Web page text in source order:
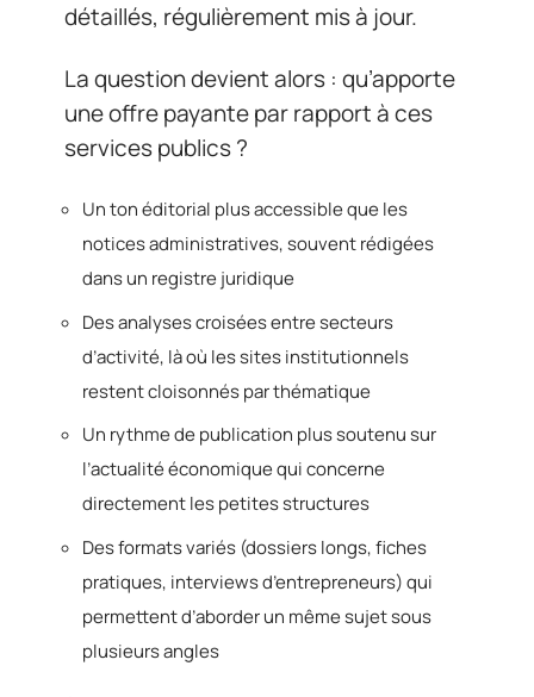
détaillés, régulièrement mis à jour.
La question devient alors : qu’apporte
une offre payante par rapport à ces
services publics ?
Un ton éditorial plus accessible que les
notices administratives, souvent rédigées
dans un registre juridique
Des analyses croisées entre secteurs
d’activité, là où les sites institutionnels
restent cloisonnés par thématique
Un rythme de publication plus soutenu sur
l’actualité économique qui concerne
directement les petites structures
Des formats variés (dossiers longs, fiches
pratiques, interviews d’entrepreneurs) qui
permettent d’aborder un même sujet sous
plusieurs angles